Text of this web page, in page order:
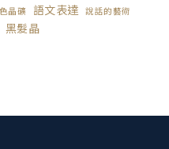
晶礦 語文表達 說話的藝術
黑髮晶